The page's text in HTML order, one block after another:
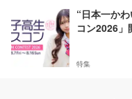
“日本一か
コン2026」
特集